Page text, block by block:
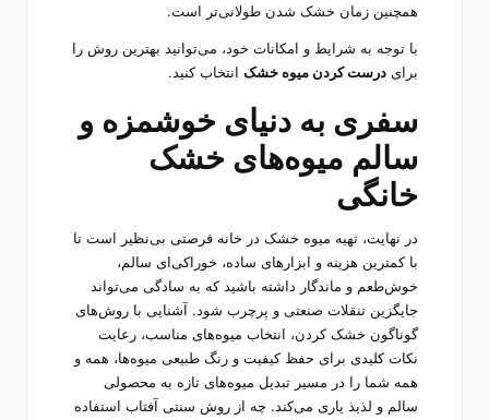
همچنین زمان خشک شدن طولانی‌تر است.
با توجه به شرایط و امکانات خود، می‌توانید بهترین روش را
برای درست کردن میوه خشک انتخاب کنید.
سفری به دنیای خوشمزه و
سالم میوه‌های خشک
خانگی
در نهایت، تهیه میوه خشک در خانه فرصتی بی‌نظیر است تا
با کمترین هزینه و ابزارهای ساده، خوراکی‌ای سالم،
خوش‌طعم و ماندگار داشته باشید که به سادگی می‌تواند
جایگزین تنقلات صنعتی و پرچرب شود. آشنایی با روش‌های
گوناگون خشک کردن، انتخاب میوه‌های مناسب، رعایت
نکات کلیدی برای حفظ کیفیت و رنگ طبیعی میوه‌ها، همه و
همه شما را در مسیر تبدیل میوه‌های تازه به محصولی
سالم و لذیذ یاری می‌کند. چه از روش سنتی آفتاب استفاده